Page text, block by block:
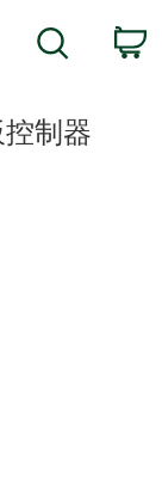
Search
控制器